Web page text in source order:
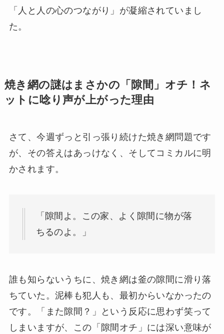
「人と人の心のつながり」が凝縮されていまし
た。
焼き網の謎はまさかの「隙間」オチ！ネ
ットに唸り声が上がった理由
さて、今週ずっと引っ張り続けた焼き網問題です
が、その答えはあっけなく、そしてコミカルに明
かされます。
「隙間よ。この家、よく隙間に物が落
ちるのよ。」
誰も知らないうちに、焼き網は釜の隙間に滑り落
ちていた。泥棒も犯人も、最初からいなかったの
です。「また隙間？」という反応に思わず笑って
しまいますが、この「隙間オチ」には深い意味が